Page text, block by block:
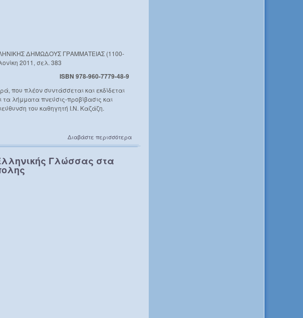
ΔΗΜΩΔΟΥΣ ΓΡΑΜΜΑΤΕΙΑΣ (1100-
2011, σελ. 383
ISBN 978-960-7779-48-9
που πλέον συντάσσεται και εκδίδεται
λήμματα πνεύσις-προβίβασις και
του καθηγητή Ι.Ν. Καζάζη.
Διαβάστε περισσότερα
Γλώσσας στα